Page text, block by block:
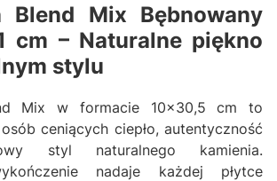
Blend Mix Bębnowany
cm – Naturalne piękno
stylu
Mix w formacie 10x30,5 cm to
ceniących ciepło, autentyczność
styl naturalnego kamienia.
nadaje każdej płytce